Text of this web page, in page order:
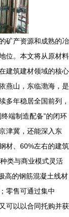
矿产资源和成熟的冶
位。本文将从原材料
建筑建材领域的核心
燕山，东临渤海，是
多年稳居全国前列，
端制造配备”的闭环
津冀，还能深入东
材、60%左右的建筑
类与商业模式灵活
高的钢筋混凝土线材
零售可通过集中
可以以合同托购并获